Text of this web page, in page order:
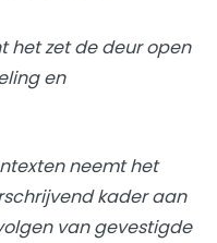
het zet de deur open
en
neemt het
kader aan
van gevestigde